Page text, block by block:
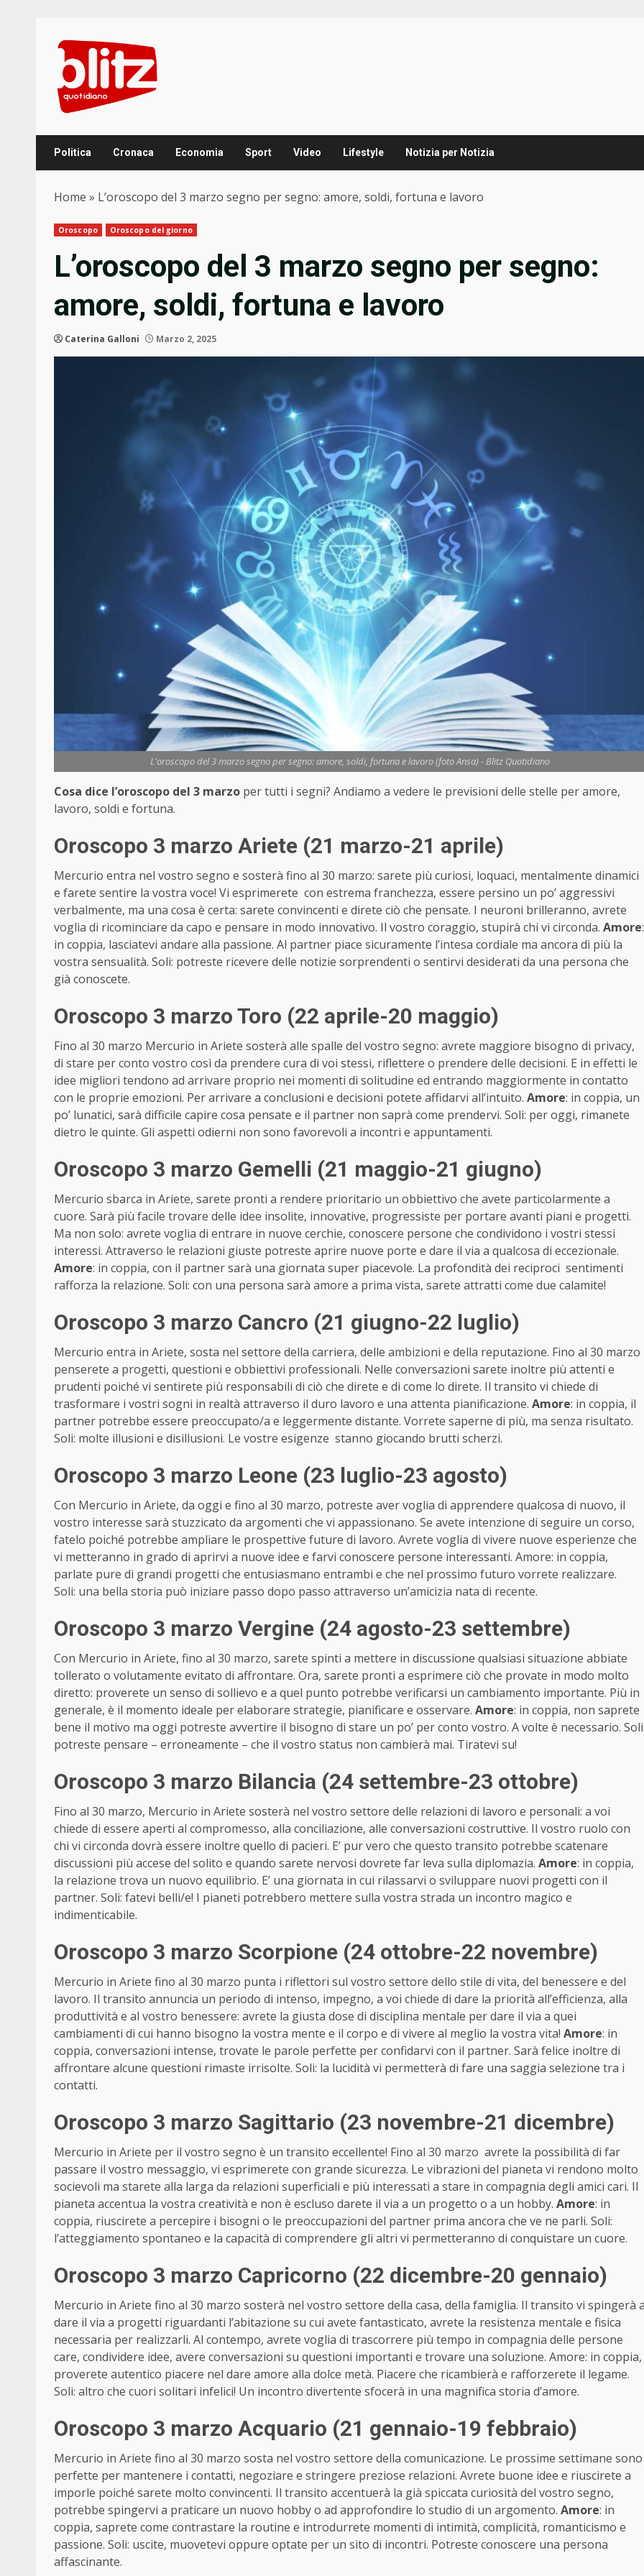
content
Politica Cronaca Economia Sport Video Lifestyle Notizia per Notizia
Home » L’oroscopo del 3 marzo segno per segno: amore, soldi, fortuna e lavoro
Oroscopo Oroscopo del giorno
L’oroscopo del 3 marzo segno per segno:
amore, soldi, fortuna e lavoro
Caterina Galloni Marzo 2, 2025
L'oroscopo del 3 marzo segno per segno: amore, soldi, fortuna e lavoro (foto Ansa) - Blitz Quotidiano
Cosa dice l’oroscopo del 3 marzo per tutti i segni? Andiamo a vedere le previsioni delle stelle per amore,
lavoro, soldi e fortuna.
Oroscopo 3 marzo Ariete (21 marzo-21 aprile)
Mercurio entra nel vostro segno e sosterà fino al 30 marzo: sarete più curiosi, loquaci, mentalmente dinamici
e farete sentire la vostra voce! Vi esprimerete con estrema franchezza, essere persino un po’ aggressivi
verbalmente, ma una cosa è certa: sarete convincenti e direte ciò che pensate. I neuroni brilleranno, avrete
voglia di ricominciare da capo e pensare in modo innovativo. Il vostro coraggio, stupirà chi vi circonda. Amore:
in coppia, lasciatevi andare alla passione. Al partner piace sicuramente l’intesa cordiale ma ancora di più la
vostra sensualità. Soli: potreste ricevere delle notizie sorprendenti o sentirvi desiderati da una persona che
già conoscete.
Oroscopo 3 marzo Toro (22 aprile-20 maggio)
Fino al 30 marzo Mercurio in Ariete sosterà alle spalle del vostro segno: avrete maggiore bisogno di privacy,
di stare per conto vostro così da prendere cura di voi stessi, riflettere o prendere delle decisioni. E in effetti le
idee migliori tendono ad arrivare proprio nei momenti di solitudine ed entrando maggiormente in contatto
con le proprie emozioni. Per arrivare a conclusioni e decisioni potete affidarvi all’intuito. Amore: in coppia, un
po’ lunatici, sarà difficile capire cosa pensate e il partner non saprà come prendervi. Soli: per oggi, rimanete
dietro le quinte. Gli aspetti odierni non sono favorevoli a incontri e appuntamenti.
Oroscopo 3 marzo Gemelli (21 maggio-21 giugno)
Mercurio sbarca in Ariete, sarete pronti a rendere prioritario un obbiettivo che avete particolarmente a
cuore. Sarà più facile trovare delle idee insolite, innovative, progressiste per portare avanti piani e progetti.
Ma non solo: avrete voglia di entrare in nuove cerchie, conoscere persone che condividono i vostri stessi
interessi. Attraverso le relazioni giuste potreste aprire nuove porte e dare il via a qualcosa di eccezionale.
Amore: in coppia, con il partner sarà una giornata super piacevole. La profondità dei reciproci sentimenti
rafforza la relazione. Soli: con una persona sarà amore a prima vista, sarete attratti come due calamite!
Oroscopo 3 marzo Cancro (21 giugno-22 luglio)
Mercurio entra in Ariete, sosta nel settore della carriera, delle ambizioni e della reputazione. Fino al 30 marzo
penserete a progetti, questioni e obbiettivi professionali. Nelle conversazioni sarete inoltre più attenti e
prudenti poiché vi sentirete più responsabili di ciò che direte e di come lo direte. Il transito vi chiede di
trasformare i vostri sogni in realtà attraverso il duro lavoro e una attenta pianificazione. Amore: in coppia, il
partner potrebbe essere preoccupato/a e leggermente distante. Vorrete saperne di più, ma senza risultato.
Soli: molte illusioni e disillusioni. Le vostre esigenze stanno giocando brutti scherzi.
Oroscopo 3 marzo Leone (23 luglio-23 agosto)
Con Mercurio in Ariete, da oggi e fino al 30 marzo, potreste aver voglia di apprendere qualcosa di nuovo, il
vostro interesse sarà stuzzicato da argomenti che vi appassionano. Se avete intenzione di seguire un corso,
fatelo poiché potrebbe ampliare le prospettive future di lavoro. Avrete voglia di vivere nuove esperienze che
vi metteranno in grado di aprirvi a nuove idee e farvi conoscere persone interessanti. Amore: in coppia,
parlate pure di grandi progetti che entusiasmano entrambi e che nel prossimo futuro vorrete realizzare.
Soli: una bella storia può iniziare passo dopo passo attraverso un’amicizia nata di recente.
Oroscopo 3 marzo Vergine (24 agosto-23 settembre)
Con Mercurio in Ariete, fino al 30 marzo, sarete spinti a mettere in discussione qualsiasi situazione abbiate
tollerato o volutamente evitato di affrontare. Ora, sarete pronti a esprimere ciò che provate in modo molto
diretto: proverete un senso di sollievo e a quel punto potrebbe verificarsi un cambiamento importante. Più in
generale, è il momento ideale per elaborare strategie, pianificare e osservare. Amore: in coppia, non saprete
bene il motivo ma oggi potreste avvertire il bisogno di stare un po’ per conto vostro. A volte è necessario.
potreste pensare – erroneamente – che il vostro status non cambierà mai. Tiratevi su!
Oroscopo 3 marzo Bilancia (24 settembre-23 ottobre)
Fino al 30 marzo, Mercurio in Ariete sosterà nel vostro settore delle relazioni di lavoro e personali: a voi
chiede di essere aperti al compromesso, alla conciliazione, alle conversazioni costruttive. Il vostro ruolo con
chi vi circonda dovrà essere inoltre quello di pacieri. E’ pur vero che questo transito potrebbe scatenare
discussioni più accese del solito e quando sarete nervosi dovrete far leva sulla diplomazia. Amore: in coppia,
la relazione trova un nuovo equilibrio. E’ una giornata in cui rilassarvi o sviluppare nuovi progetti con il
partner. Soli: fatevi belli/e! I pianeti potrebbero mettere sulla vostra strada un incontro magico e
indimenticabile.
Oroscopo 3 marzo Scorpione (24 ottobre-22 novembre)
Mercurio in Ariete fino al 30 marzo punta i riflettori sul vostro settore dello stile di vita, del benessere e del
lavoro. Il transito annuncia un periodo di intenso, impegno, a voi chiede di dare la priorità all’efficienza, alla
produttività e al vostro benessere: avrete la giusta dose di disciplina mentale per dare il via a quei
cambiamenti di cui hanno bisogno la vostra mente e il corpo e di vivere al meglio la vostra vita! Amore: in
coppia, conversazioni intense, trovate le parole perfette per confidarvi con il partner. Sarà felice inoltre di
affrontare alcune questioni rimaste irrisolte. Soli: la lucidità vi permetterà di fare una saggia selezione tra i
contatti.
Oroscopo 3 marzo Sagittario (23 novembre-21 dicembre)
Mercurio in Ariete per il vostro segno è un transito eccellente! Fino al 30 marzo avrete la possibilità di far
passare il vostro messaggio, vi esprimerete con grande sicurezza. Le vibrazioni del pianeta vi rendono molto
socievoli ma starete alla larga da relazioni superficiali e più interessati a stare in compagnia degli amici cari. Il
pianeta accentua la vostra creatività e non è escluso darete il via a un progetto o a un hobby. Amore: in
coppia, riuscirete a percepire i bisogni o le preoccupazioni del partner prima ancora che ve ne parli. Soli:
l’atteggiamento spontaneo e la capacità di comprendere gli altri vi permetteranno di conquistare un cuore.
Oroscopo 3 marzo Capricorno (22 dicembre-20 gennaio)
Mercurio in Ariete fino al 30 marzo sosterà nel vostro settore della casa, della famiglia. Il transito vi spingerà
dare il via a progetti riguardanti l’abitazione su cui avete fantasticato, avrete la resistenza mentale e fisica
necessaria per realizzarli. Al contempo, avrete voglia di trascorrere più tempo in compagnia delle persone
care, condividere idee, avere conversazioni su questioni importanti e trovare una soluzione. Amore: in coppia,
proverete autentico piacere nel dare amore alla dolce metà. Piacere che ricambierà e rafforzerete il legame.
Soli: altro che cuori solitari infelici! Un incontro divertente sfocerà in una magnifica storia d’amore.
Oroscopo 3 marzo Acquario (21 gennaio-19 febbraio)
Mercurio in Ariete fino al 30 marzo sosta nel vostro settore della comunicazione. Le prossime settimane sono
perfette per mantenere i contatti, negoziare e stringere preziose relazioni. Avrete buone idee e riuscirete a
imporle poiché sarete molto convincenti. Il transito accentuerà la già spiccata curiosità del vostro segno,
potrebbe spingervi a praticare un nuovo hobby o ad approfondire lo studio di un argomento. Amore: in
coppia, saprete come contrastare la routine e introdurrete momenti di intimità, complicità, romanticismo e
passione. Soli: uscite, muovetevi oppure optate per un sito di incontri. Potreste conoscere una persona
affascinante.